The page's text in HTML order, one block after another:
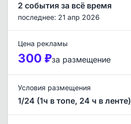
2 события за всё время
последнее: 21 апр 2026
Цена рекламы
300 ₽за размещение
Условия размещения
1/24 (1ч в топе, 24 ч в ленте)